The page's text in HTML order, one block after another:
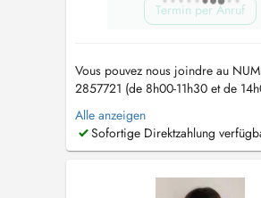
Termin per Anruf
Vous pouvez nous joindre au
2857721 (de 8h00-11h30 et de
ou envoyez-nous un email sur
Pour garantir une bonne prise en
ses patients, Dr. Linster n'accepte
qui n'habitent pas dans la
Alle anzeigen
Sofortige Direktzahlung